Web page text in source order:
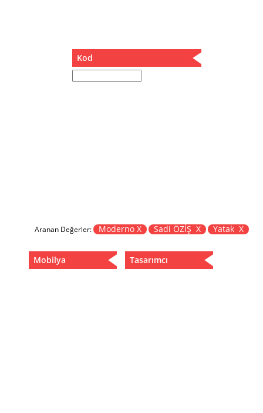
Separatör
Kod
Aranan Değerler: Moderno X Sadi ÖZİŞ X Yatak X
Mobilya Tasarımcı